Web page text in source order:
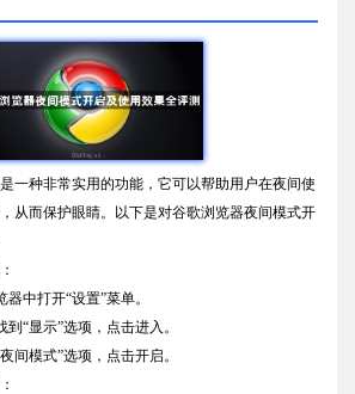
一种非常实用的功能，它可以帮助用户在夜间使
从而保护眼睛。以下是对谷歌浏览器夜间模式开
中打开“设置”菜单。
“显示”选项，点击进入。
间模式”选项，点击开启。